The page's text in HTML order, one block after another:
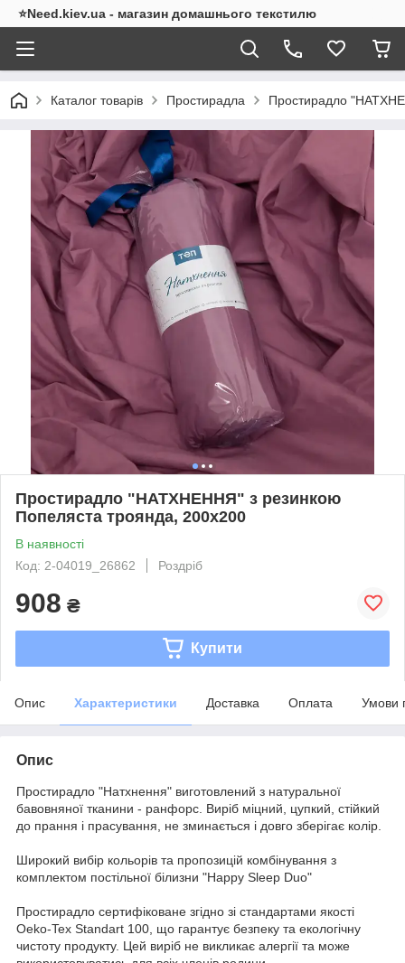
⭐Need.kiev.ua - магазин домашнього текстилю
Каталог товарів Простирадла Простирадло
Простирадло "НАТХНЕННЯ" з резинкою
Попеляста троянда, 200x200
В наявності
Код: 2-04019_26862
Роздріб
908 ₴
Купити
Опис Характеристики Доставка Оплата Умови
Опис
Простирадло "Натхнення" виготовлений з натуральної
бавовняної тканини - ранфорс. Виріб міцний, цупкий, стійкий
до прання і прасування, не зминається і довго зберігає колір.
Широкий вибір кольорів та пропозицій комбінування з
комплектом постільної білизни "Happy Sleep Duo"
Простирадло сертифіковане згідно зі стандартами якості
Oeko-Tex Standart 100, що гарантує безпеку та екологічну
чистоту продукту. Цей виріб не викликає алергії та може